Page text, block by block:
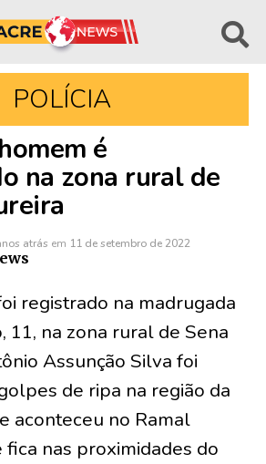
POLÍCIA
é
na zona rural de
atrás em 11 de setembro de 2022
registrado na madrugada
11, na zona rural de Sena
Assunção Silva foi
de ripa na região da
aconteceu no Ramal
fica nas proximidades do